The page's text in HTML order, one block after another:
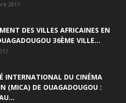
2017
DES VILLES AFRICAINES EN
36ÈME VILLE...
INTERNATIONAL DU CINÉMA
(MICA) DE OUAGADOUGOU :